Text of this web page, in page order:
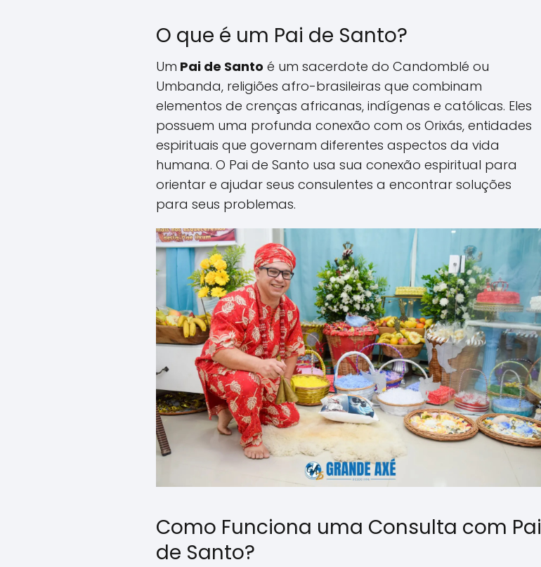
O que é um Pai de Santo?
Um Pai de Santo é um sacerdote do Candomblé ou
Umbanda, religiões afro-brasileiras que combinam
elementos de crenças africanas, indígenas e católicas. Eles
possuem uma profunda conexão com os Orixás, entidades
espirituais que governam diferentes aspectos da vida
humana. O Pai de Santo usa sua conexão espiritual para
orientar e ajudar seus consulentes a encontrar soluções
para seus problemas.
Como Funciona uma Consulta com Pai
de Santo?